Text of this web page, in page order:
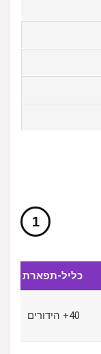
כליל-תפארת